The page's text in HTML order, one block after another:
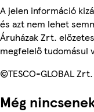
A jelen információ
és azt nem lehet
Áruházak Zrt.
megfelelő tudomásul
©TESCO-GLOBAL Zrt.
Még